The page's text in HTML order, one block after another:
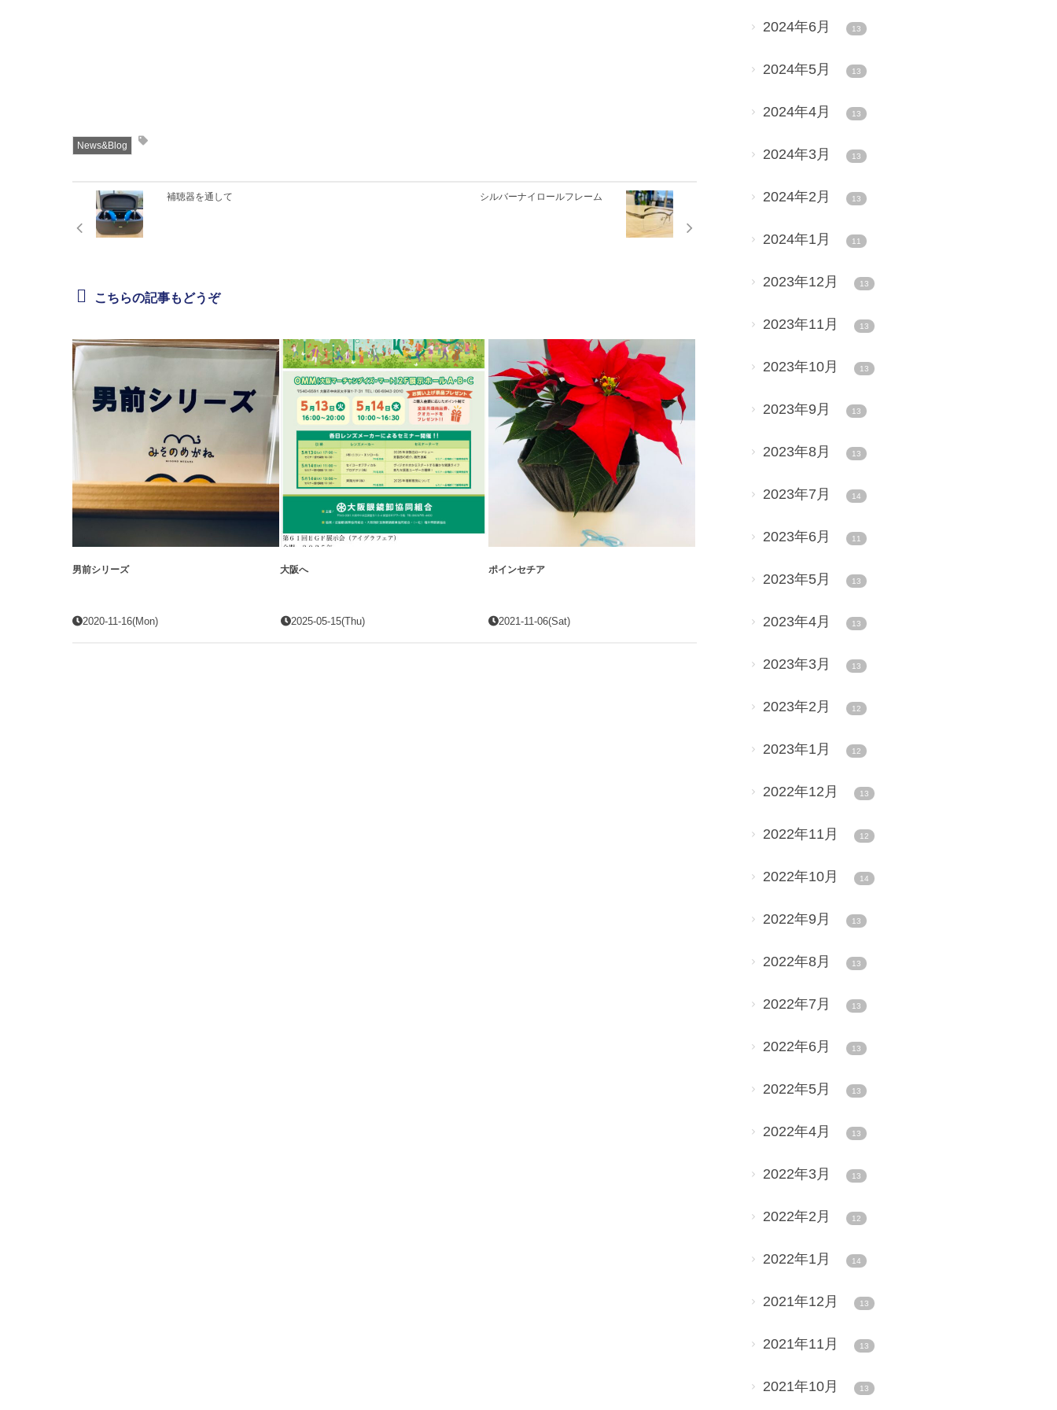
News&Blog
補聴器を通して シルバーナイロールフレーム
こちらの記事もどうぞ
男前シリーズ
2020-11-16(Mon)
大阪へ
2025-05-15(Thu)
ポインセチア
2021-11-06(Sat)
2024年6月 13
2024年5月 13
2024年4月 13
2024年3月 13
2024年2月 13
2024年1月 11
2023年12月 13
2023年11月 13
2023年10月 13
2023年9月 13
2023年8月 13
2023年7月 14
2023年6月 11
2023年5月 13
2023年4月 13
2023年3月 13
2023年2月 12
2023年1月 12
2022年12月 13
2022年11月 12
2022年10月 14
2022年9月 13
2022年8月 13
2022年7月 13
2022年6月 13
2022年5月 13
2022年4月 13
2022年3月 13
2022年2月 12
2022年1月 14
2021年12月 13
2021年11月 13
2021年10月 13